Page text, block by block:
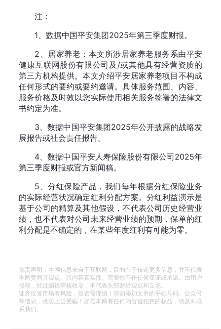
注：
1、数据中国平安集团2025年第三季度财报。
2、居家养老：本文所涉居家养老服务系由平安
健康互联网股份有限公司及/或其他具有经营资质的
第三方机构提供。本文介绍平安居家养老项目不构成
任何形式的要约或要约邀请。具体服务范围、内容、
服务价格及时效以您实际使用相关服务签署的法律文
书约定为准。
3、数据中国平安集团2025年公开披露的战略发
展报告或社会责任报告。
4、数据中国平安人寿保险股份有限公司2025年
第三季度财报或官方新闻稿。
5、分红保险产品，我们每年根据分红保险业务
的实际经营状况确定红利分配方案。分红利益演示是
基于公司的精算及其他假设，不代表公司历史经营业
绩，也不代表对公司未来经营业绩的预期，保单的红
利分配是不确定的，在某些年度红利有可能为零。
免责声明：本网信息来自于互联网，目的在于传递更多信息，并不代表
本网赞同其观点。其内容真实性、完整性不作任何保证或承诺。由用户
投稿，经过编辑审核收录，不代表头部财经观点和立场。
证券投资市场有风险，投资需谨慎！请勿添加文章的手机号码、公众号
等信息，谨防上当受骗！如若本网有任何内容侵犯您的权益，请及时联
系我们。